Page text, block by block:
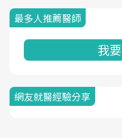
最多人推薦醫師
我
網友就醫經驗分享